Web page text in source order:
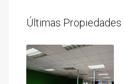
Últimas Propiedades